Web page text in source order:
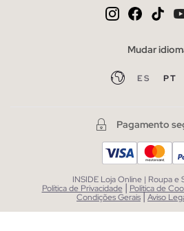
Mudar
ES PT
Pagamento
INSIDE Loja Online | Roupa e
Política de Privacidade | Política de
Condições Gerais|Aviso